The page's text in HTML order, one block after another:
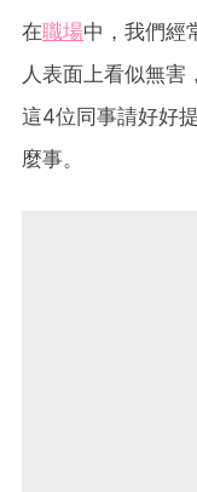
在職場中，我們經
人表面上看似無
這4位同事請好好
麼事。